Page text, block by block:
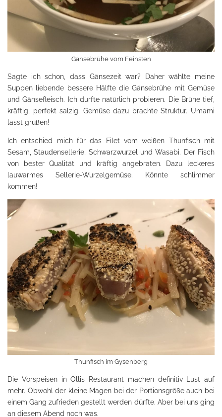
Gänsebrühe vom Feinsten
Sagte ich schon, dass Gänsezeit war? Daher wählte meine
Suppen liebende bessere Hälfte die Gänsebrühe mit Gemüse
und Gänsefleisch. Ich durfte natürlich probieren. Die Brühe tief,
kräftig, perfekt salzig. Gemüse dazu brachte Struktur. Umami
lässt grüßen!
Ich entschied mich für das Filet vom weißen Thunfisch mit
Sesam, Staudensellerie, Schwarzwurzel und Wasabi. Der Fisch
von bester Qualität und kräftig angebraten. Dazu leckeres
lauwarmes Sellerie-Wurzelgemüse. Könnte schlimmer
kommen!
Thunfisch im Gysenberg
Die Vorspeisen in Ollis Restaurant machen definitiv Lust auf
mehr. Obwohl der kleine Magen bei der Portionsgröße auch bei
einem Gang zufrieden gestellt werden dürfte. Aber bei uns ging
an diesem Abend noch was.